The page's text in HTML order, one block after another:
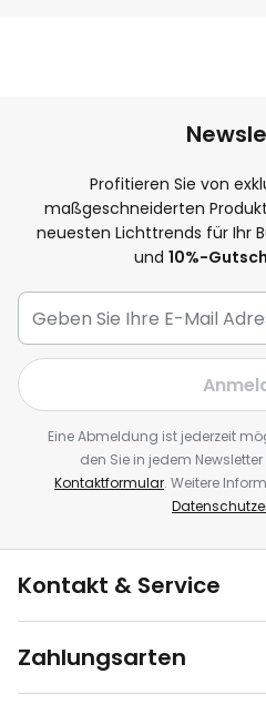
Profitieren Sie von
maßgeschneiderten
neuesten Lichttrends für Ihr
und 10%-
Eine Abmeldung ist jederzeit
den Sie in jedem
Kontaktformular. Weitere
Kontakt & Service
Zahlungsarten